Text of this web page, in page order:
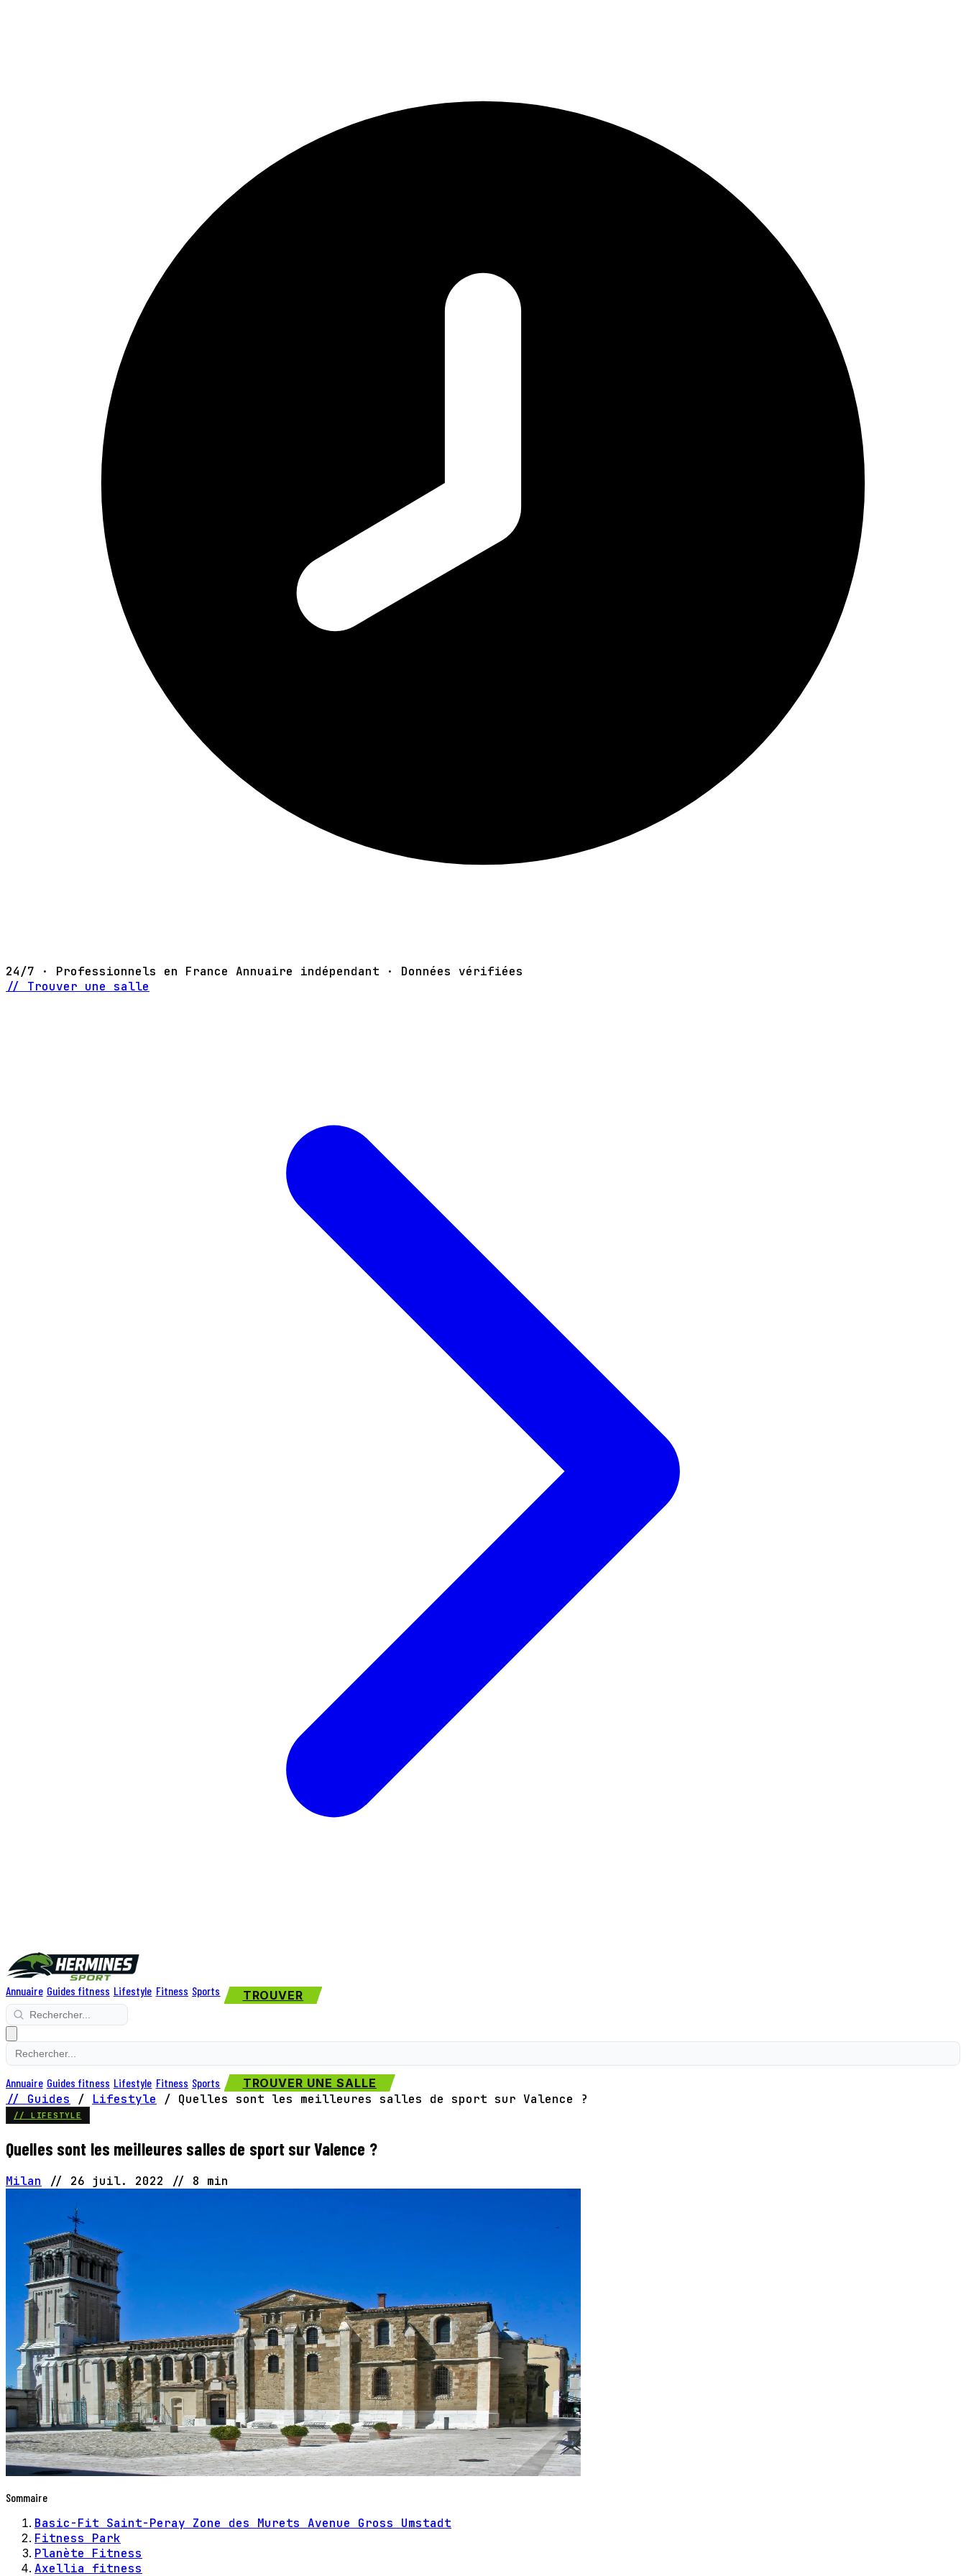
24/7 · Professionnels en France Annuaire indépendant · Données vérifiées
// Trouver une salle
Annuaire Guides fitness Lifestyle Fitness Sports TROUVER
Annuaire Guides fitness Lifestyle Fitness Sports TROUVER UNE SALLE
// Guides / Lifestyle / Quelles sont les meilleures salles de sport sur Valence ?
// LIFESTYLE
Quelles sont les meilleures salles de sport sur Valence ?
Milan // 26 juil. 2022 // 8 min
Sommaire
Basic-Fit Saint-Peray Zone des Murets Avenue Gross Umstadt
Fitness Park
Planète Fitness
Axellia fitness